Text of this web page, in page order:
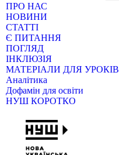
ПРО НАС
НОВИНИ
СТАТТІ
Є ПИТАННЯ
ПОГЛЯД
ІНКЛЮЗІЯ
МАТЕРІАЛИ ДЛЯ УРОКІВ
Аналітика
Дофамін для освіти
НУШ КОРОТКО